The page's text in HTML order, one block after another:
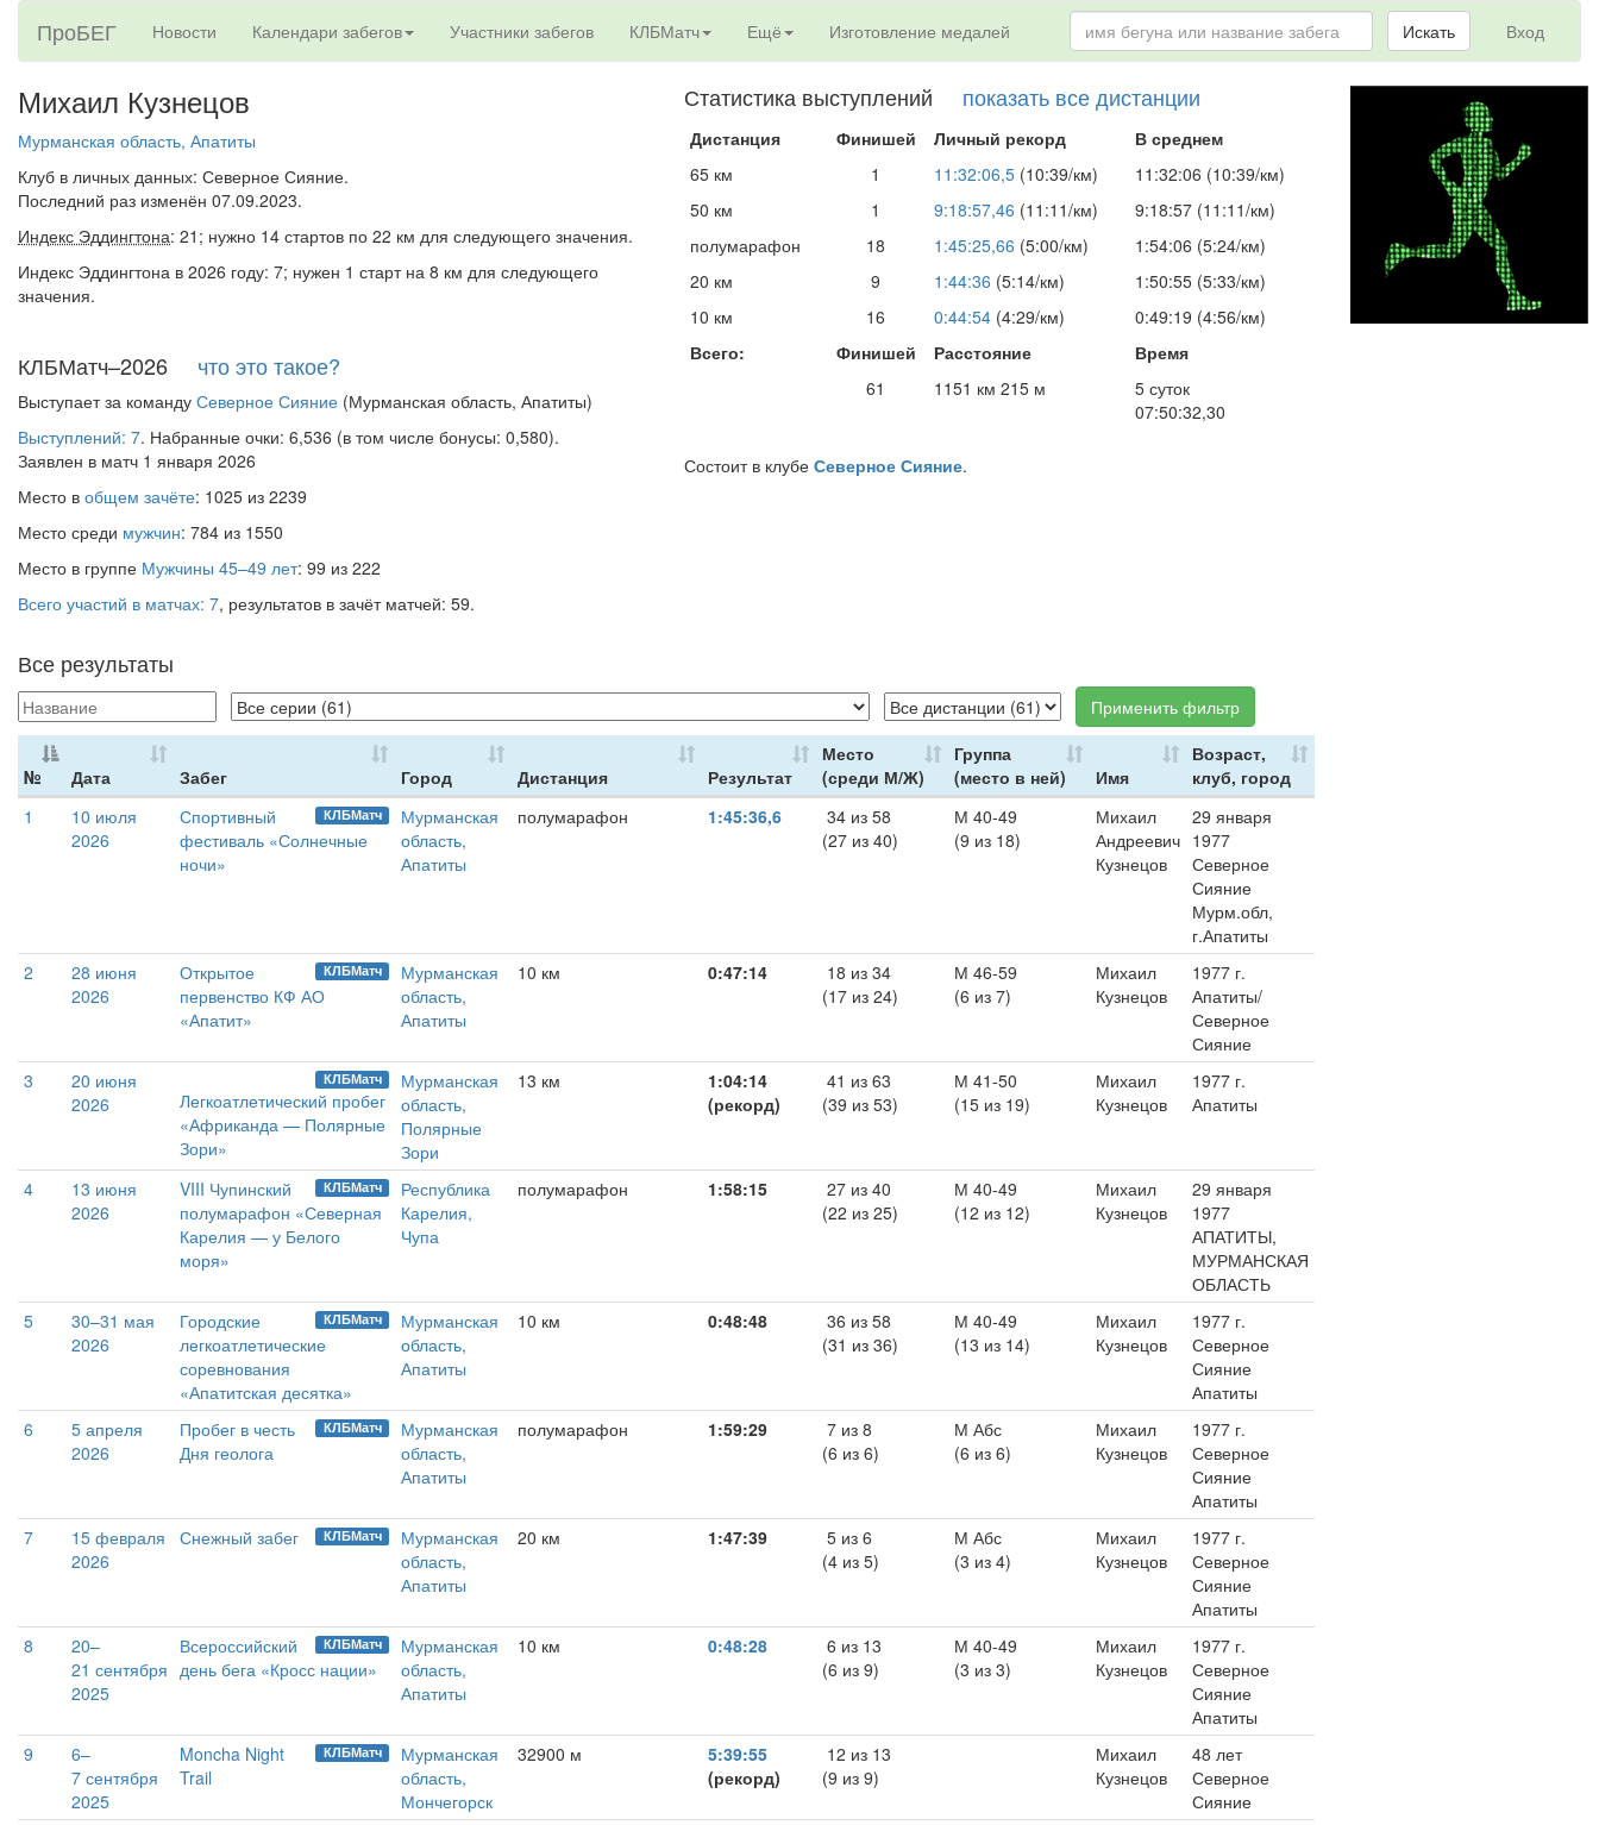
ПроБЕГ Новости Календари забегов Участники забегов КЛБМатч Ещё Изготовление медалей Вход
Искать
Михаил Кузнецов
Мурманская область, Апатиты
Клуб в личных данных: Северное Сияние.
Последний раз изменён 07.09.2023.
Индекс Эддингтона: 21; нужно 14 стартов по 22 км для следующего значения.
Индекс Эддингтона в 2026 году: 7; нужен 1 старт на 8 км для следующего
значения.
КЛБМатч–2026 что это такое?
Выступает за команду Северное Сияние (Мурманская область, Апатиты)
Выступлений: 7. Набранные очки: 6,536 (в том числе бонусы: 0,580).
Заявлен в матч 1 января 2026
Место в общем зачёте: 1025 из 2239
Место среди мужчин: 784 из 1550
Место в группе Мужчины 45–49 лет: 99 из 222
Всего участий в матчах: 7, результатов в зачёт матчей: 59.
Статистика выступлений показать все дистанции
Дистанция Финишей Личный рекорд
В среднем
65 км
1 11:32:06,5 (10:39/км)
11:32:06 (10:39/км)
50 км
1 9:18:57,46 (11:11/км)
9:18:57 (11:11/км)
полумарафон
18 1:45:25,66 (5:00/км)
1:54:06 (5:24/км)
20 км
9 1:44:36 (5:14/км)
1:50:55 (5:33/км)
10 км
16 0:44:54 (4:29/км)
0:49:19 (4:56/км)
Всего:
Финишей Расстояние
Время
61
1151 км 215 м
5 суток
07:50:32,30
Состоит в клубе Северное Сияние.
Все результаты
Применить фильтр
№ Дата Забег Город Дистанция Результат
Место
(среди М/Ж)
Группа
(место в ней)
Имя
Возраст,
клуб, город
1
10 июля
2026
КЛБМатч
Спортивный
фестиваль «Солнечные
ночи»
Мурманская
область,
Апатиты
полумарафон 1:45:36,6
34 из 58
(27 из 40)
М 40-49
(9 из 18)
Михаил
Андреевич
Кузнецов
29 января
1977
Северное
Сияние
Мурм.обл,
г.Апатиты
2
28 июня
2026
КЛБМатч
Открытое
первенство КФ АО
«Апатит»
Мурманская
область,
Апатиты
10 км 0:47:14
18 из 34
(17 из 24)
М 46-59
(6 из 7)
Михаил
Кузнецов
1977 г.
Апатиты/
Северное
Сияние
3
20 июня
2026
КЛБМатч
Легкоатлетический пробег
«Африканда — Полярные
Зори»
Мурманская
область,
Полярные
Зори
13 км
1:04:14
(рекорд)
41 из 63
(39 из 53)
М 41-50
(15 из 19)
Михаил
Кузнецов
1977 г.
Апатиты
4
13 июня
2026
КЛБМатч
VIII Чупинский
полумарафон «Северная
Карелия — у Белого
моря»
Республика
Карелия,
Чупа
полумарафон 1:58:15
27 из 40
(22 из 25)
М 40-49
(12 из 12)
Михаил
Кузнецов
29 января
1977
АПАТИТЫ,
МУРМАНСКАЯ
ОБЛАСТЬ
5
30–31 мая
2026
КЛБМатч
Городские
легкоатлетические
соревнования
«Апатитская десятка»
Мурманская
область,
Апатиты
10 км 0:48:48
36 из 58
(31 из 36)
М 40-49
(13 из 14)
Михаил
Кузнецов
1977 г.
Северное
Сияние
Апатиты
6
5 апреля
2026
КЛБМатч
Пробег в честь
Дня геолога
Мурманская
область,
Апатиты
полумарафон 1:59:29
7 из 8
(6 из 6)
М Абс
(6 из 6)
Михаил
Кузнецов
1977 г.
Северное
Сияние
Апатиты
7
15 февраля
2026
КЛБМатч
Снежный забег
Мурманская
область,
Апатиты
20 км 1:47:39
5 из 6
(4 из 5)
М Абс
(3 из 4)
Михаил
Кузнецов
1977 г.
Северное
Сияние
Апатиты
8
20–
21 сентября
2025
КЛБМатч
Всероссийский
день бега «Кросс нации»
Мурманская
область,
Апатиты
10 км 0:48:28
6 из 13
(6 из 9)
М 40-49
(3 из 3)
Михаил
Кузнецов
1977 г.
Северное
Сияние
Апатиты
9
6–
7 сентября
2025
КЛБМатч
Moncha Night
Trail
Мурманская
область,
Мончегорск
32900 м
5:39:55
(рекорд)
12 из 13
(9 из 9)
Михаил
Кузнецов
48 лет
Северное
Сияние